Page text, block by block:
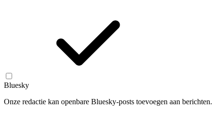
Bluesky
Onze redactie kan openbare Bluesky-posts toevoegen aan berichten.